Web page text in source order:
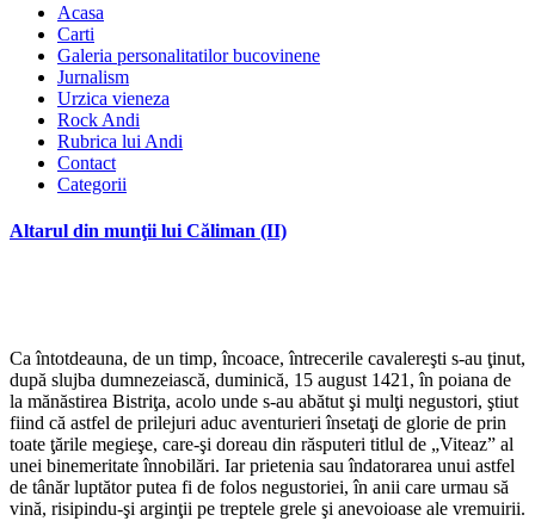
Acasa
Carti
Galeria personalitatilor bucovinene
Jurnalism
Urzica vieneza
Rock Andi
Rubrica lui Andi
Contact
Categorii
Altarul din munţii lui Căliman (II)
Ca întotdeauna, de un timp, încoace, întrecerile cavalereşti s-au ţinut,
după slujba dumnezeiască, duminică, 15 august 1421, în poiana de
la mănăstirea Bistriţa, acolo unde s-au abătut şi mulţi negustori, ştiut
fiind că astfel de prilejuri aduc aventurieri însetaţi de glorie de prin
toate ţările megieşe, care-şi doreau din răsputeri titlul de „Viteaz” al
unei binemeritate înnobilări. Iar prietenia sau îndatorarea unui astfel
de tânăr luptător putea fi de folos negustoriei, în anii care urmau să
vină, risipindu-şi arginţii pe treptele grele şi anevoioase ale vremuirii.